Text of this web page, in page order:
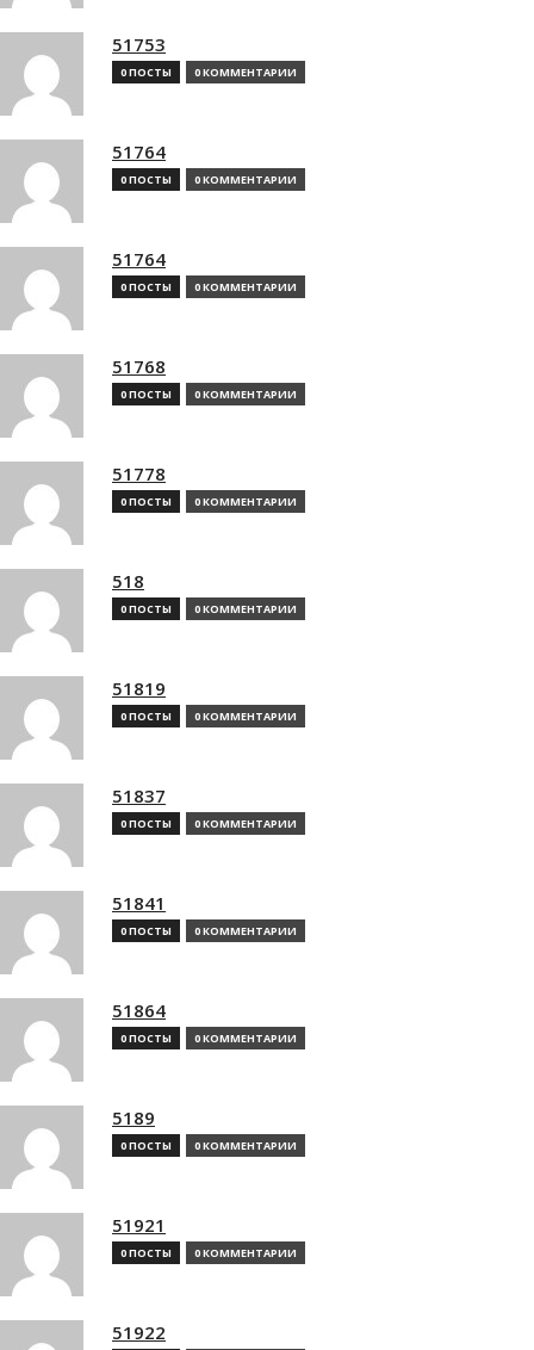
51753
0 ПОСТЫ 0 КОММЕНТАРИИ
51764
0 ПОСТЫ 0 КОММЕНТАРИИ
51764
0 ПОСТЫ 0 КОММЕНТАРИИ
51768
0 ПОСТЫ 0 КОММЕНТАРИИ
51778
0 ПОСТЫ 0 КОММЕНТАРИИ
518
0 ПОСТЫ 0 КОММЕНТАРИИ
51819
0 ПОСТЫ 0 КОММЕНТАРИИ
51837
0 ПОСТЫ 0 КОММЕНТАРИИ
51841
0 ПОСТЫ 0 КОММЕНТАРИИ
51864
0 ПОСТЫ 0 КОММЕНТАРИИ
5189
0 ПОСТЫ 0 КОММЕНТАРИИ
51921
0 ПОСТЫ 0 КОММЕНТАРИИ
51922